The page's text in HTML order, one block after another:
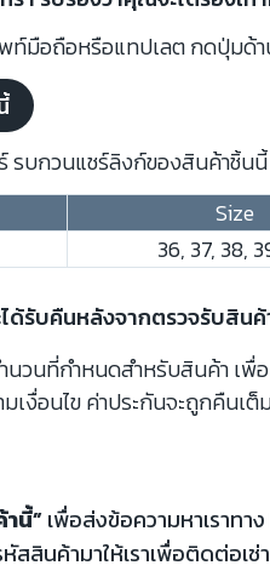
มือถือหรือแทปเลต กดปุ่มด้า
รบกวนแชร์ลิงก์ของสินค้าชิ้น
Size
36, 37, 38,
ด้รับคืนหลังจากตรวจรับสิน
นวนที่กำหนดสำหรับสินค้า เ
งื่อนไข ค่าประกันจะถูกคืนเต็
นี้”เพื่อส่งข้อความหาเราทาง
สินค้ามาให้เราเพื่อติดต่อเช่